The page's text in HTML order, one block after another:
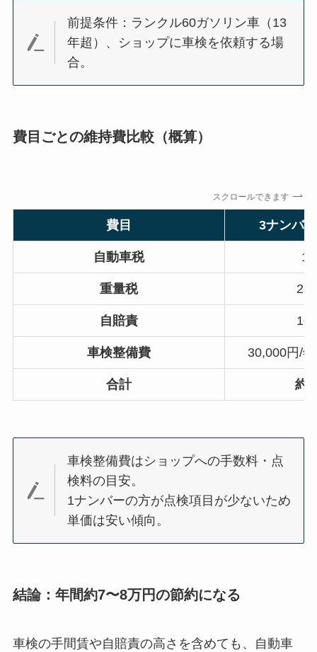
前提条件：ランクル60ガソリン車（13
年超）、ショップに車検を依頼する場
合。
費目ごとの維持費比較（概算）
スクロールできます
費目 3ナンバ
自動車税
重量税
自賠責
車検整備費 30,000円/
合計 約
車検整備費はショップへの手数料・点
検料の目安。
1ナンバーの方が点検項目が少ないため
単価は安い傾向。
結論：年間約7〜8万円の節約になる
車検の手間賃や自賠責の高さを含めても、自動車